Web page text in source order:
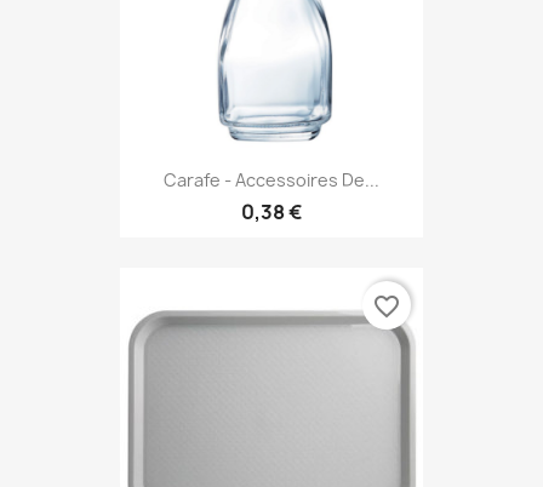
Carafe - Accessoires De...
0,38 €
favorite_border